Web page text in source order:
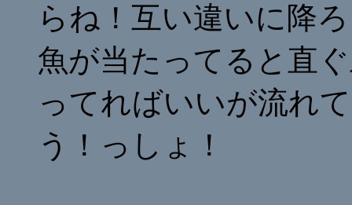
らね！互い違いに降
魚が当たってると直
ってればいいが流れ
う！っしょ！